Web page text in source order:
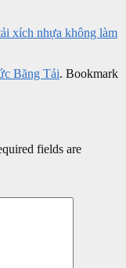
xích nhựa không làm
Băng Tải. Bookmark
fields are